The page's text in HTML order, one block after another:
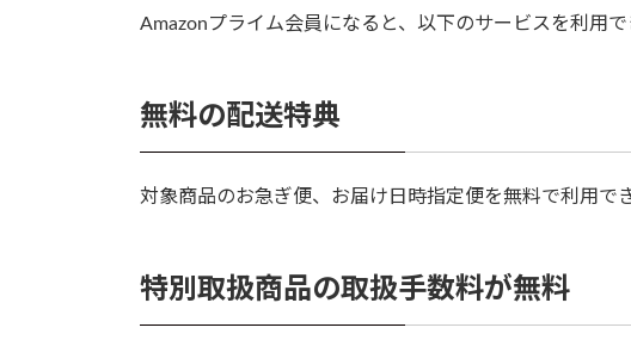
Amazonプライム会員になると、以下のサービスを利用で
無料の配送特典
対象商品のお急ぎ便、お届け日時指定便を無料で利用でき
特別取扱商品の取扱手数料が無料